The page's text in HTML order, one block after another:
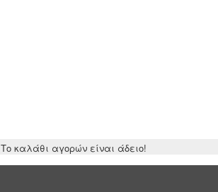
Το καλάθι αγορών είναι άδειο!